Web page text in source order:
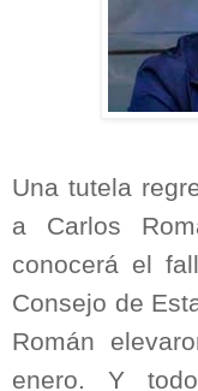
Una tutela
a Carlos
conocerá el
Consejo de
Román
enero. Y